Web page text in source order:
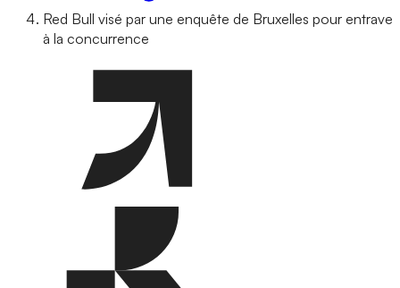
Red Bull visé par une enquête de Bruxelles pour entrave
à la concurrence